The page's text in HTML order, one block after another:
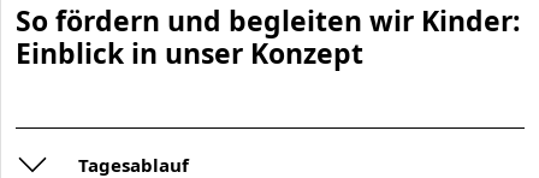
So fördern und begleiten wir Kinder:
Einblick in unser Konzept
Tagesablauf